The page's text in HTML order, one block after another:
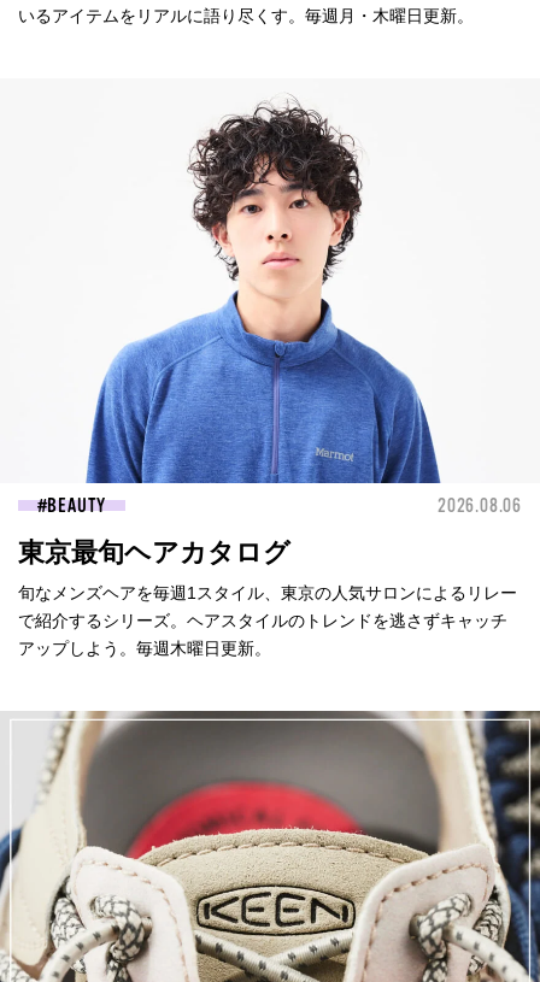
いるアイテムをリアルに語り尽くす。毎週月・木曜日更新。
BEAUTY 2026.08.06
東京最旬ヘアカタログ
旬なメンズヘアを毎週1スタイル、東京の人気サロンによるリレー
で紹介するシリーズ。ヘアスタイルのトレンドを逃さずキャッチ
アップしよう。毎週木曜日更新。